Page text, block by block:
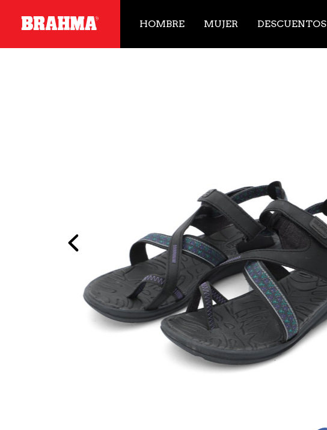
HOMBRE MUJER DESCUENTOS